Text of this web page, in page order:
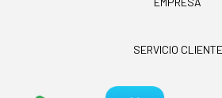
SERVICIO CLIENTE